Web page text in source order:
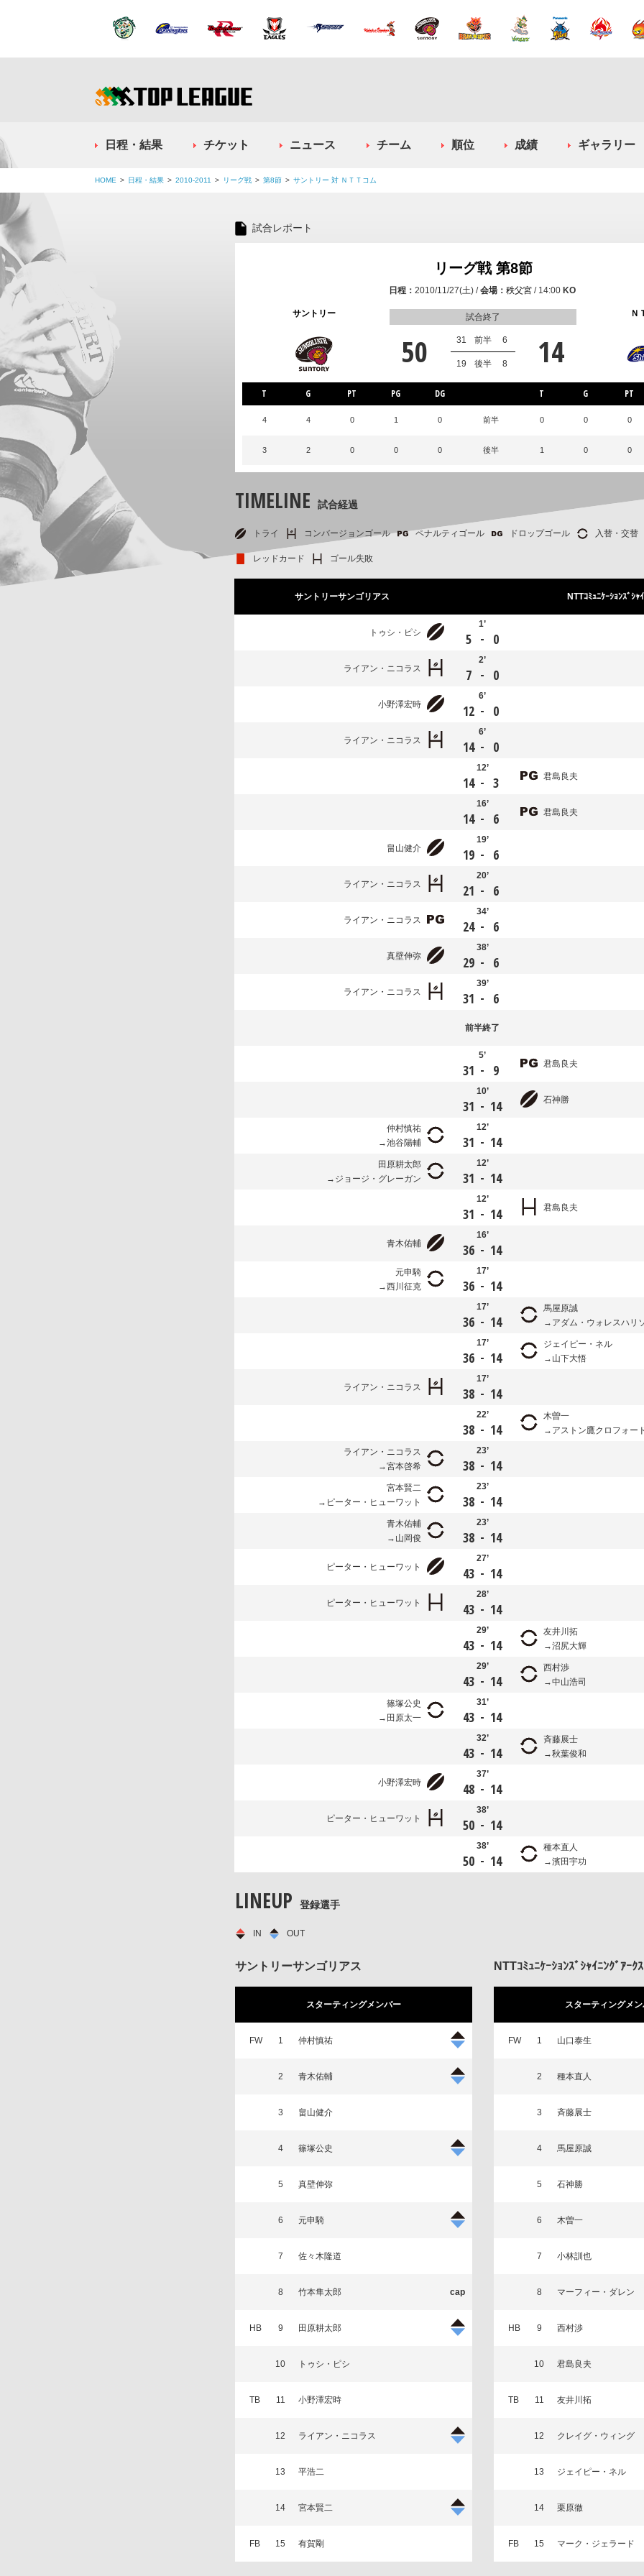
日程・結果 チケット ニュース チーム 順位 成績 ギャラリー
HOME 日程・結果 2010-2011 リーグ戦 第8節 サントリー 対 ＮＴＴコム
試合レポート
リーグ戦 第8節
2010/11/27(土) 秩父宮 14:00
サントリー Ｎ
試合終了
50 14
前半
31 6
後半
19 8
T G PT PG DG T G PT
4 4 0 1 0 前半 0 0 0
3 2 0 0 0 後半 1 0 0
TIMELINE 試合経過
トライ コンバージョンゴール ペナルティゴール ドロップゴール 入替・交替
レッドカード ゴール失敗
サントリーサンゴリアス NTTｺﾐｭﾆｹｰｼｮﾝｽﾞｼｬ
トゥシ・ピシ
1’
5 - 0
ライアン・ニコラス
2’
7 - 0
小野澤宏時
6’
12 - 0
ライアン・ニコラス
6’
14 - 0
12’
14 - 3 君島良夫
16’
14 - 6 君島良夫
畠山健介
19’
19 - 6
ライアン・ニコラス
20’
21 - 6
ライアン・ニコラス
34’
24 - 6
真壁伸弥
38’
29 - 6
ライアン・ニコラス
39’
31 - 6
前半終了
5’
31 - 9 君島良夫
10’
31 - 14 石神勝
仲村慎祐
池谷陽輔
12’
31 - 14
田原耕太郎
ジョージ・グレーガン
12’
31 - 14
12’
31 - 14 君島良夫
青木佑輔
16’
36 - 14
元申騎
西川征克
17’
36 - 14
17’
36 - 14
馬屋原誠
アダム・ウォレスハリ
17’
36 - 14
ジェイピー・ネル
山下大悟
ライアン・ニコラス
17’
38 - 14
22’
38 - 14
木曽一
アストン鷹クロフォー
ライアン・ニコラス
宮本啓希
23’
38 - 14
宮本賢二
ピーター・ヒューワット
23’
38 - 14
青木佑輔
山岡俊
23’
38 - 14
ピーター・ヒューワット
27’
43 - 14
ピーター・ヒューワット
28’
43 - 14
29’
43 - 14
友井川拓
沼尻大輝
29’
43 - 14
西村渉
中山浩司
篠塚公史
田原太一
31’
43 - 14
32’
43 - 14
斉藤展士
秋葉俊和
小野澤宏時
37’
48 - 14
ピーター・ヒューワット
38’
50 - 14
38’
50 - 14
種本直人
濱田宇功
LINEUP 登録選手
IN OUT
サントリーサンゴリアス
スターティングメンバー
FW 1 仲村慎祐
2 青木佑輔
3 畠山健介
4 篠塚公史
5 真壁伸弥
6 元申騎
7 佐々木隆道
8 竹本隼太郎
HB 9 田原耕太郎
10 トゥシ・ピシ
TB 11 小野澤宏時
12 ライアン・ニコラス
13 平浩二
14 宮本賢二
FB 15 有賀剛
NTTｺﾐｭﾆｹｰｼｮﾝｽﾞｼｬｲﾆﾝｸﾞｱｰｸｽ
スターティングメ
FW 1 山口泰生
2 種本直人
3 斉藤展士
4 馬屋原誠
5 石神勝
6 木曽一
7 小林訓也
8 マーフィー・ダレン
HB 9 西村渉
10 君島良夫
TB 11 友井川拓
12 クレイグ・ウィング
13 ジェイピー・ネル
14 栗原徹
FB 15 マーク・ジェラード